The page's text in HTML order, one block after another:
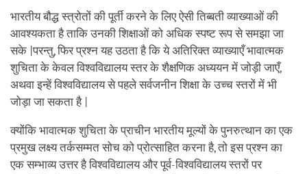
भारतीय बौद्ध स्त्रोतों की पूर्ती करने के लिए ऐसी तिब्बती व्याख्याओं की
आवश्यकता है ताकि उनकी शिक्षाओं को अधिक स्पष्ट रूप से समझा जा
सके |परन्तु, फिर प्रश्न यह उठता है कि ये अतिरिक्त व्याख्याएँ भावात्मक
शुचिता के केवल विश्वविद्यालय स्तर के शैक्षणिक अध्ययन में जोड़ी जाएँ,
अथवा इन्हें विश्वविद्यालय से पहले सर्वजनीन शिक्षा के उच्च स्तरों में भी
जोड़ा जा सकता है |
क्योंकि भावात्मक शुचिता के प्राचीन भारतीय मूल्यों के पुनरुत्थान का एक
प्रमुख लक्ष्य तर्कसम्मत सोच को प्रोत्साहित करना है, तो इस प्रश्न का
एक सम्भाव्य उत्तर है विश्वविद्यालय और पूर्व-विश्वविद्यालय स्तरों पर